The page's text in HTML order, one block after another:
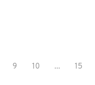
9 10 ... 15